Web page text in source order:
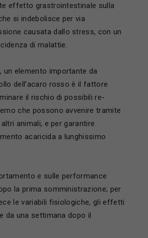
effetto grastrointestinale sulla
si indebolisce per via
causata dallo stress, con un
di malattie.
un elemento importante da
dell’acaro rosso è il fattore
il rischio di possibili re-
che possono avvenire tramite
animali, e per garantire
acaricida a lunghissimo
e sulle performance
la prima somministrazione; per
le variabili fisiologiche, gli effetti
da una settimana dopo il